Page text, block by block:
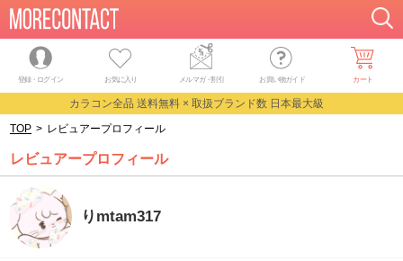
登録・ログイン お気に入り メルマガ・割引 お買い物ガイド カート
カラコン全品 送料無料 × 取扱ブランド数 日本最大級
TOP > レビュアープロフィール
レビュアープロフィール
りmtam317